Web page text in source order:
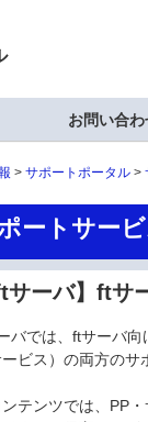
お問い合わ
サポートポータル
ートサー
ftサーバ】ftサ
バでは、ftサーバ
ービス）の両方のサ
テンツでは、PP